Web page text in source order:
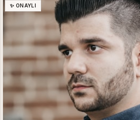
✨ ONAYLI